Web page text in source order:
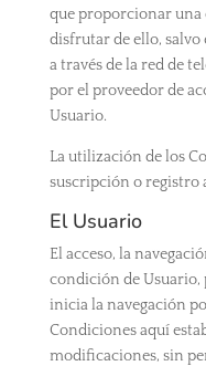
que proporcionar
disfrutar de ello, salvo
a través de la red de
por el proveedor de
Usuario.
La utilización de los
suscripción o registro
El Usuario
El acceso, la
condición de Usuario,
inicia la navegación
Condiciones aquí
modificaciones, sin